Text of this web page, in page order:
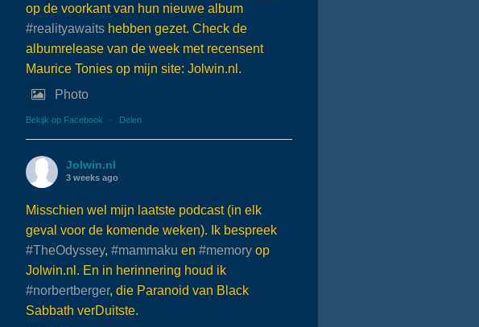
op de voorkant van hun nieuwe album
#realityawaits hebben gezet. Check de
albumrelease van de week met recensent
Maurice Tonies op mijn site: Jolwin.nl.
Photo
Bekijk op Facebook · Delen
Jolwin.nl
3 weeks ago
Misschien wel mijn laatste podcast (in elk
geval voor de komende weken). Ik bespreek
#TheOdyssey, #mammaku en #memory op
Jolwin.nl. En in herinnering houd ik
#norbertberger, die Paranoid van Black
Sabbath verDuitste.